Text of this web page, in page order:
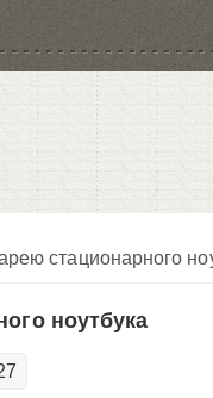
стационарного
ноутбука